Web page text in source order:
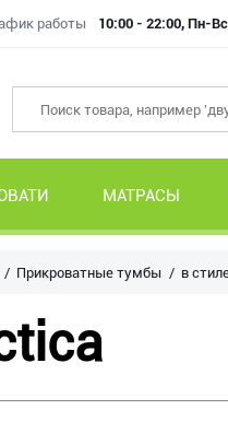
работы 10:00 - 22:00, Пн-Вс
МАТРАСЫ
Прикроватные тумбы в